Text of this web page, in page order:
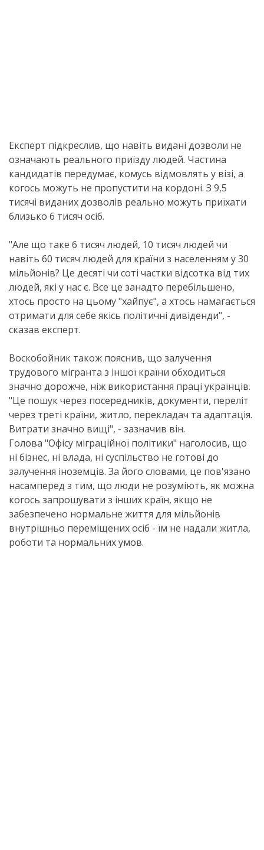
Експерт підкреслив, що навіть видані дозволи не
означають реального приїзду людей. Частина
кандидатів передумає, комусь відмовлять у візі, а
когось можуть не пропустити на кордоні. З 9,5
тисячі виданих дозволів реально можуть приїхати
близько 6 тисяч осіб.
"Але що таке 6 тисяч людей, 10 тисяч людей чи
навіть 60 тисяч людей для країни з населенням у 30
мільйонів? Це десяті чи соті частки відсотка від тих
людей, які у нас є. Все це занадто перебільшено,
хтось просто на цьому "хайпує", а хтось намагається
отримати для себе якісь політичні дивіденди", -
сказав експерт.
Воскобойник також пояснив, що залучення
трудового мігранта з іншої країни обходиться
значно дорожче, ніж використання праці українців.
"Це пошук через посередників, документи, переліт
через треті країни, житло, перекладач та адаптація.
Витрати значно вищі", - зазначив він.
Голова "Офісу міграційної політики" наголосив, що
ні бізнес, ні влада, ні суспільство не готові до
залучення іноземців. За його словами, це пов'язано
насамперед з тим, що люди не розуміють, як можна
когось запрошувати з інших країн, якщо не
забезпечено нормальне життя для мільйонів
внутрішньо переміщених осіб - їм не надали житла,
роботи та нормальних умов.